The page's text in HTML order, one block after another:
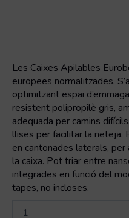
Les Caixes Apilables
europees normalitzades.
optimitzant espai
resistent polipropilè gris,
adequada per camins
llises per facilitar la neteja.
en cantonades laterals,
la caixa. Pot triar entre
integrades en funció del
tapes, no incloses.